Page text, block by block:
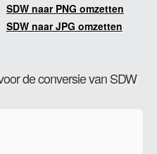
SDW naar PNG omzetten
SDW naar JPG omzetten
de conversie van SDW